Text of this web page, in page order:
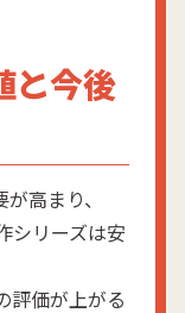
と今後
高まり、
シリーズは安
評価が上がる